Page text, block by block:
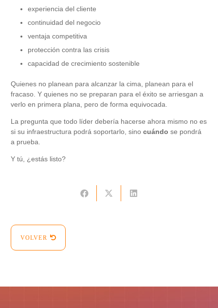
experiencia del cliente
continuidad del negocio
ventaja competitiva
protección contra las crisis
capacidad de crecimiento sostenible
Quienes no planean para alcanzar la cima, planean para el
fracaso. Y quienes no se preparan para el éxito se arriesgan a
verlo en primera plana, pero de forma equivocada.
La pregunta que todo líder debería hacerse ahora mismo no es
si su infraestructura podrá soportarlo, sinocuándo se pondrá
a prueba.
Y tú, ¿estás listo?
VOLVER